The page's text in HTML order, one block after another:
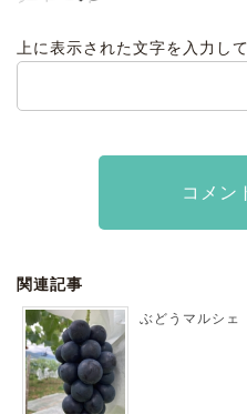
上に表示された文字を入力し
関連記事
ぶどうマルシェ